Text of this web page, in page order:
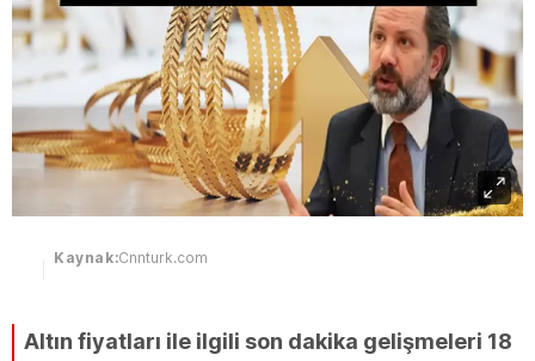
Kaynak:Cnnturk.com
Altın fiyatları ile ilgili son dakika gelişmeleri 18